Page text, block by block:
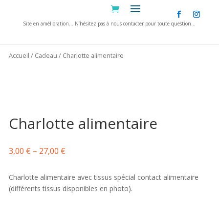
Site en amélioration… N’hésitez pas à nous contacter pour toute question…
Accueil / Cadeau / Charlotte alimentaire
Charlotte alimentaire
3,00 € – 27,00 €
Charlotte alimentaire avec tissus spécial contact alimentaire
(différents tissus disponibles en photo).